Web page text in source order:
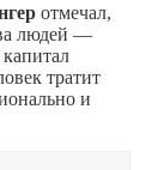
отмечал,
людей —
тратит
и